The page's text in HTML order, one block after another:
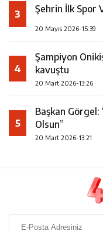
3 Şehrin İlk Spor
20 Mayıs 2026-15:39
4
Şampiyon
kavuştu
20 Mart 2026-13:26
5
Başkan Görgel:
Olsun”
20 Mart 2026-13:21